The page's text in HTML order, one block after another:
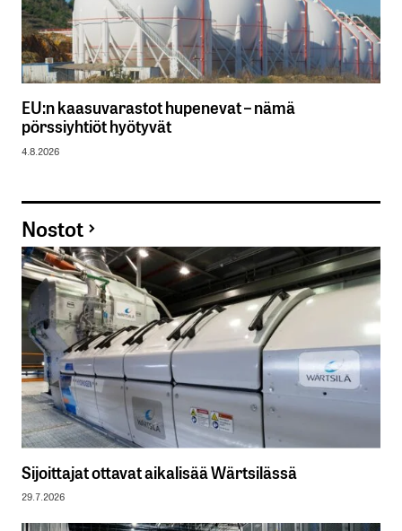
EU:n kaasuvarastot hupenevat – nämä
pörssiyhtiöt hyötyvät
4.8.2026
Nostot
Sijoittajat ottavat aikalisää Wärtsilässä
29.7.2026